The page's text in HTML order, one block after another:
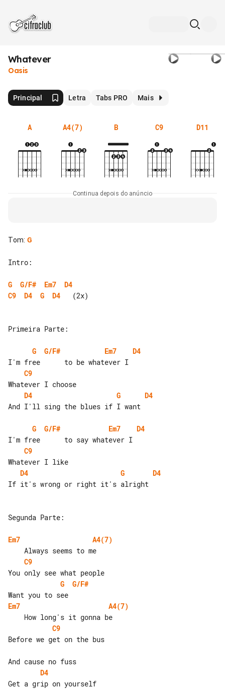
Whatever
Oasis
Principal Letra Tabs PRO Mais
A A4(7) B C9 D11
Continua depois do anúncio
Tom: G
Intro:
G G/F# Em7
D4
C9
D4 G D4
   (2x)
Primeira Parte:
G G/F# Em7
D4
C9
D4
G
D4
And I'll sing the blues if I want
G G/F# Em7
D4
C9
D4
G
D4
If it's wrong or right it's alright
Segunda Parte:
Em7
A4(7)
C9
G
G/F#
Em7
A4(7)
C9
Before we get on the bus
D4
Get a grip on yourself